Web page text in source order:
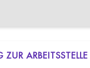
ZUR ARBEITSSTELLE